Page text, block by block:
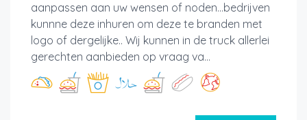
aanpassen aan uw wensen of noden...bedrijven
kunnne deze inhuren om deze te branden met
logo of dergelijke.. Wij kunnen in de truck allerlei
gerechten aanbieden op vraag va...